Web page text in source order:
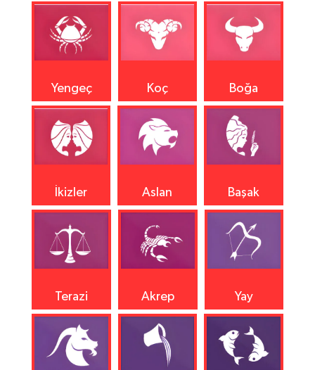
Yengeç Koç Boğa
İkizler Aslan Başak
Terazi Akrep Yay